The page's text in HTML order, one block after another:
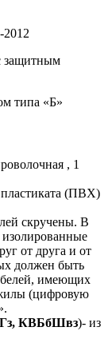
2012
защитным
типа «Б»
, 1
(ПВХ)
скручены. В
изолированные
от друга и от
должен быть
имеющих
(цифровую
КВБбШвз)- из